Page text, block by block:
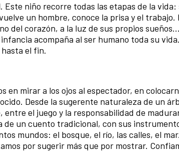
niño recorre todas las etapas de la vida:
un hombre, conoce la prisa y el trabajo.
del corazón, a la luz de sus propios
acompaña al ser humano toda su
el fin.
en mirar a los ojos al espectador, en
Desde la sugerente naturaleza de un
el juego y la responsabilidad de
de un cuento tradicional, con sus
mundos: el bosque, el río, las calles, el
por sugerir más que por mostrar.